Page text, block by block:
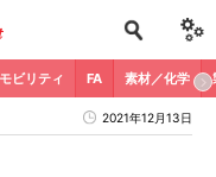
モビリティ FA 素材／化学
2021年12月13日